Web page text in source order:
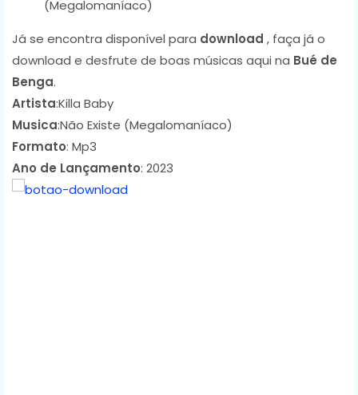
(Megalomaníaco)
Já se encontra disponível para download , faça já o
download e desfrute de boas músicas aqui na Bué de
Benga.
Artista:Killa Baby
Musica:Não Existe (Megalomaníaco)
Formato: Mp3
Ano de Lançamento: 2023